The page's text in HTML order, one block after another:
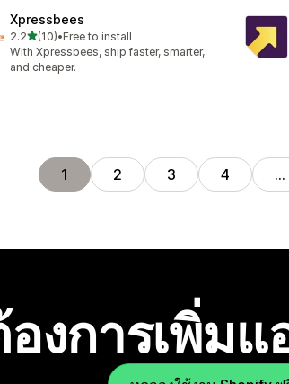
Xpressbees
2.2เต็ม 5 ดาว
(10)
ทั้งหมด 10 รีวิว
•Free to install
With Xpressbees, ship faster, smarter,
and cheaper.
1 2 3 4 …
งการเพิ่ม